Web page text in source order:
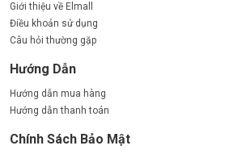
tế, sử dụng những linh kiện cao cấp
3030, đảm bảo hiệu suất chiếu sáng tối
Chúng tôi luôn kiểm tra nghiêm ngặt
đưa ra thị trường, nhằm mang lại sự yên
Giá cả hợp lý, cạnh tranh nhất thị trường
Chúng tôi hiểu rằng chi phí là một yếu tố
Giới thiệu về Elmall
Điều khoản sử dụng
Câu hỏi thường gặp
Hướng Dẫn
Hướng dẫn mua hàng
Hướng dẫn thanh toán
Chính Sách Bảo Mật